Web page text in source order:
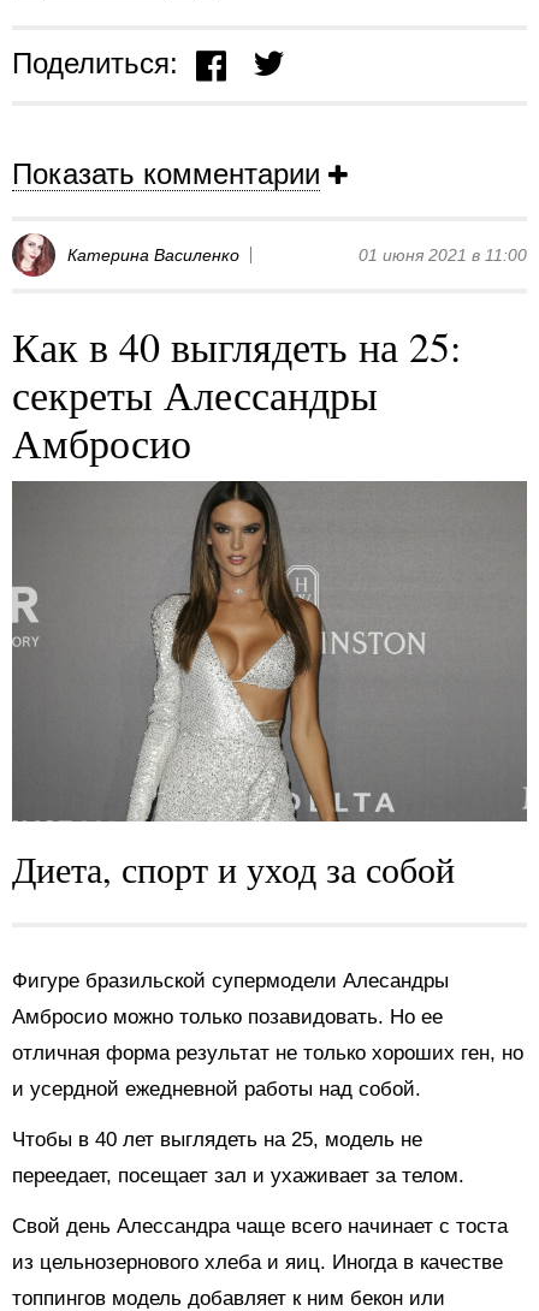
Поделиться:
Показать комментарии
Катерина Василенко 01 июня 2021 в 11:00
Как в 40 выглядеть на 25:
секреты Алессандры
Амбросио
Диета, спорт и уход за собой
Фигуре бразильской супермодели Алесандры
Амбросио можно только позавидовать. Но ее
отличная форма результат не только хороших ген, но
и усердной ежедневной работы над собой.
Чтобы в 40 лет выглядеть на 25, модель не
переедает, посещает зал и ухаживает за телом.
Свой день Алессандра чаще всего начинает с тоста
из цельнозернового хлеба и яиц. Иногда в качестве
топпингов модель добавляет к ним бекон или